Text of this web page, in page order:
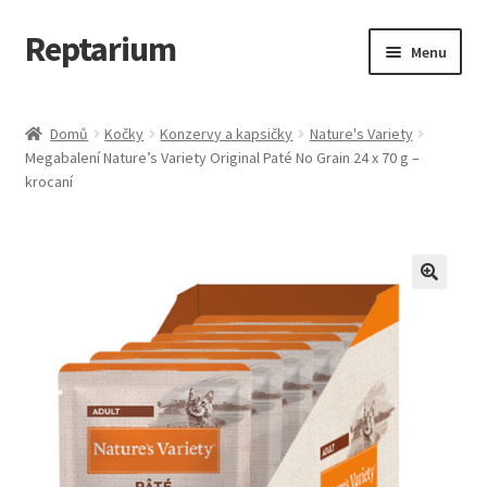
Přeskočit
na
Přejít
k
webu
Reptarium Menu
Košík
Pokladna
Vše pro kočky
Domů Kočky Konzervy a kapsičky
Nature's Variety
Megabalení Nature’s Variety Original Paté No Grain 24 x 70 g –
krocaní